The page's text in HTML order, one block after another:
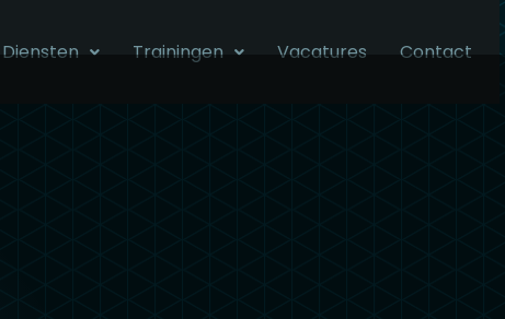
Diensten Trainingen Vacatures Contact